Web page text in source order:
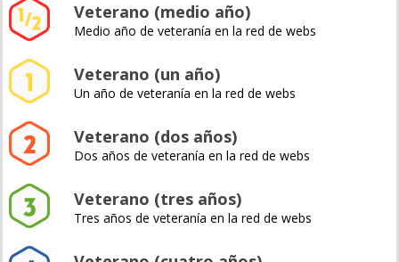
Veterano (medio año)
Medio año de veteranía en la red de webs
Veterano (un año)
Un año de veteranía en la red de webs
Veterano (dos años)
Dos años de veteranía en la red de webs
Veterano (tres años)
Tres años de veteranía en la red de webs